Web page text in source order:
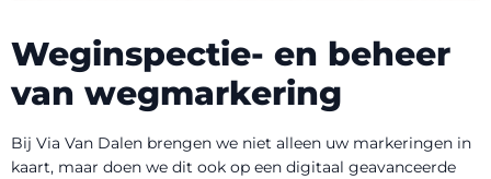
Weginspectie- en beheer
van wegmarkering
Bij Via Van Dalen brengen we niet alleen uw markeringen in
kaart, maar doen we dit ook op een digitaal geavanceerde